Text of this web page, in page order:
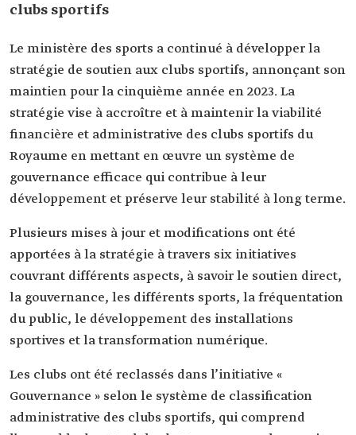
clubs sportifs
Le ministère des sports a continué à développer la
stratégie de soutien aux clubs sportifs, annonçant son
maintien pour la cinquième année en 2023. La
stratégie vise à accroître et à maintenir la viabilité
financière et administrative des clubs sportifs du
Royaume en mettant en œuvre un système de
gouvernance efficace qui contribue à leur
développement et préserve leur stabilité à long terme.
Plusieurs mises à jour et modifications ont été
apportées à la stratégie à travers six initiatives
couvrant différents aspects, à savoir le soutien direct,
la gouvernance, les différents sports, la fréquentation
du public, le développement des installations
sportives et la transformation numérique.
Les clubs ont été reclassés dans l’initiative «
Gouvernance » selon le système de classification
administrative des clubs sportifs, qui comprend